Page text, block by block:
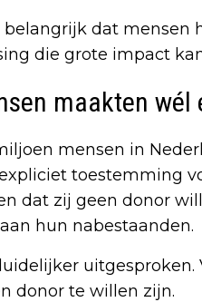
dat mensen
die grote impact
maakten wél
mensen in
toestemming
dat zij geen donor
hun nabestaanden.
uitgesproken.
donor te willen zijn.